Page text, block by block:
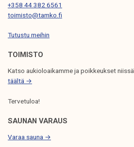
t
u
m
1
4
.
2
2
E
S
I
V
T
U
S
+358 44 382 6561
toimisto@tamko.fi
Tutustu meihin
TOIMISTO
Katso aukioloaikamme ja poikkeukset niissä
täältä →
Tervetuloa!
SAUNAN VARAUS
Varaa sauna →